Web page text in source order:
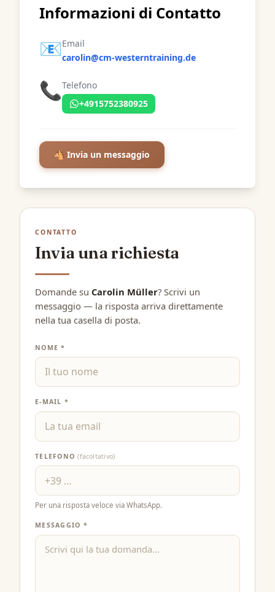
Informazioni di Contatto
📧Email
carolin@cm-westerntraining.de
📞Telefono
+4915752380925
🐴 Invia un messaggio
CONTATTO
Invia una richiesta
Domande su Carolin Müller? Scrivi un
messaggio — la risposta arriva direttamente
nella tua casella di posta.
NOME *
E-MAIL *
TELEFONO(facoltativo)
Per una risposta veloce via WhatsApp.
MESSAGGIO *